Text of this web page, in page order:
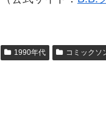
1990年代 コミックソ